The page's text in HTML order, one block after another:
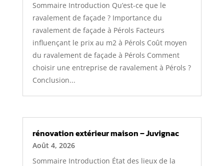
Sommaire Introduction Qu’est-ce que le
ravalement de façade ? Importance du
ravalement de façade à Pérols Facteurs
influençant le prix au m2 à Pérols Coût moyen
du ravalement de façade à Pérols Comment
choisir une entreprise de ravalement à Pérols ?
Conclusion...
rénovation extérieur maison – Juvignac
Août 4, 2026
Sommaire Introduction État des lieux de la